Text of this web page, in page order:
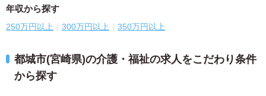
年収から探す
250万円以上 300万円以上 350万円以上
都城市(宮崎県)の介護・福祉の求人をこだわり条件
から探す